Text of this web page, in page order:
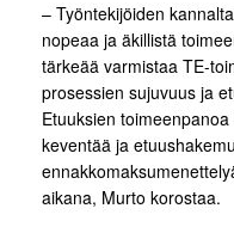
– Työntekijöiden
nopeaa ja äkillistä
tärkeää varmistaa TE-
prosessien sujuvuus ja
Etuuksien
keventää ja
aikana, Murto korostaa.